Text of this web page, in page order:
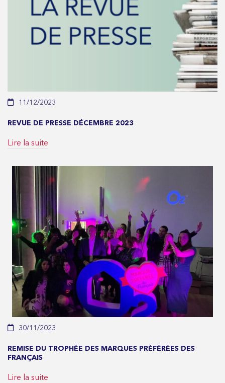
11/12/2023
REVUE DE PRESSE DÉCEMBRE 2023
Lire la suite
30/11/2023
REMISE DU TROPHÉE DES MARQUES PRÉFÉRÉES DES
FRANÇAIS
Lire la suite